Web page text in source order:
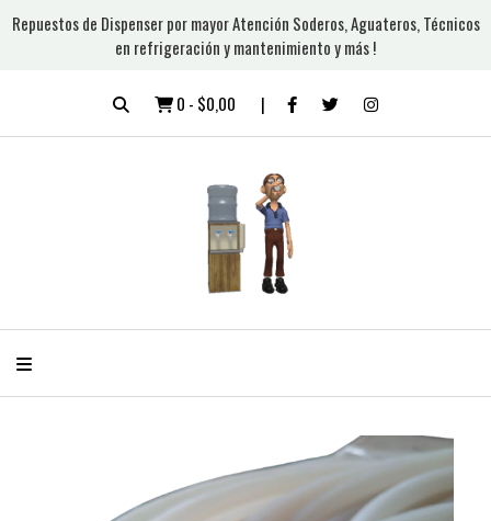
Repuestos de Dispenser por mayor Atención Soderos, Aguateros, Técnicos
en refrigeración y mantenimiento y más !
0 - $0,00